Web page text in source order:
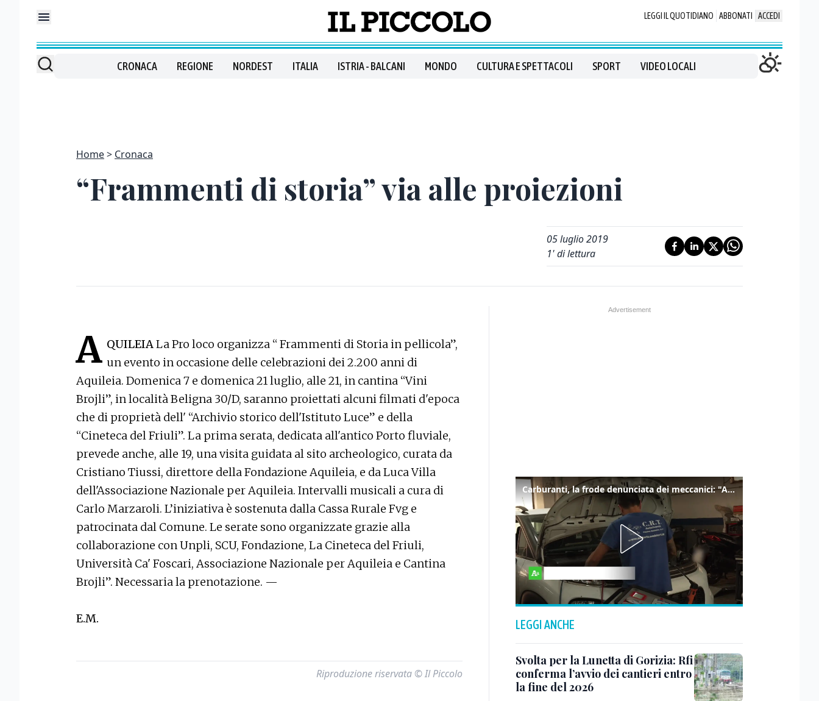
LEGGI IL QUOTIDIANO ABBONATI ACCEDI
CRONACA REGIONE NORDEST ITALIA ISTRIA - BALCANI MONDO CULTURA E SPETTACOLI SPORT VIDEO LOCALI
Home Cronaca
“Frammenti di storia” via alle proiezioni
05 luglio 2019
1' di lettura
A QUILEIALa Pro loco organizza “ Frammenti di Storia in pellicola”,
un evento in occasione delle celebrazioni dei 2.200 anni di
Aquileia. Domenica 7 e domenica 21 luglio, alle 21, in cantina “Vini
Brojli”, in località Beligna 30/D, saranno proiettati alcuni filmati d'epoca
che di proprietà dell' “Archivio storico dell'Istituto Luce” e della
“Cineteca del Friuli”. La prima serata, dedicata all'antico Porto fluviale,
prevede anche, alle 19, una visita guidata al sito archeologico, curata da
Cristiano Tiussi, direttore della Fondazione Aquileia, e da Luca Villa
dell'Associazione Nazionale per Aquileia. Intervalli musicali a cura di
Carlo Marzaroli. L’iniziativa è sostenuta dalla Cassa Rurale Fvg e
patrocinata dal Comune. Le serate sono organizzate grazie alla
collaborazione con Unpli, SCU, Fondazione, La Cineteca del Friuli,
Università Ca' Foscari, Associazione Nazionale per Aquileia e Cantina
Brojli”. Necessaria la prenotazione. —
E.M.
Riproduzione riservata © Il Piccolo
Carburanti, la frode denunciata dei meccanici: "Acqua in gasolio e benzina"
LEGGI ANCHE
Svolta per la Lunetta di Gorizia: Rfi
conferma l’avvio dei cantieri entro
la fine del 2026